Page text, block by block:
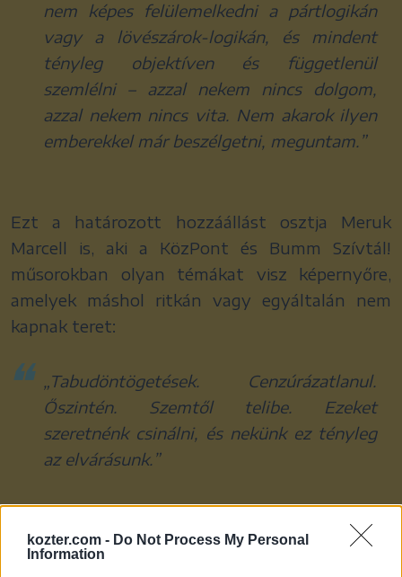
kozter.com - Do Not Process My Personal
Information
nem képes felülemelkedni a pártlogikán
vagy a lövészárok-logikán, és mindent
tényleg objektíven és függetlenül
szemlélni – azzal nekem nincs dolgom,
azzal nekem nincs vita. Nem akarok ilyen
emberekkel már beszélgetni, meguntam.”
Ezt a határozott hozzáállást osztja Meruk
Marcell is, aki a KözPont és Bumm Szívtál!
műsorokban olyan témákat visz képernyőre,
amelyek máshol ritkán vagy egyáltalán nem
kapnak teret:
„Tabudöntögetések. Cenzúrázatlanul.
Őszintén. Szemtől telibe. Ezeket
szeretnénk csinálni, és nekünk ez tényleg
az elvárásunk.”
Kurucz Dániel, aki a KözBeszéd mélyinterjúival